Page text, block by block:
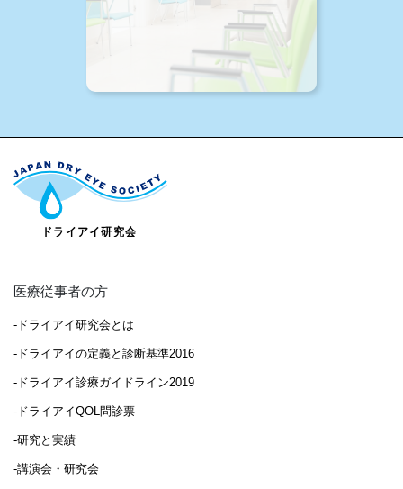
医療従事者の方
-ドライアイ研究会とは
-ドライアイの定義と診断基準2016
-ドライアイ診療ガイドライン2019
-ドライアイQOL問診票
-研究と実績
-講演会・研究会